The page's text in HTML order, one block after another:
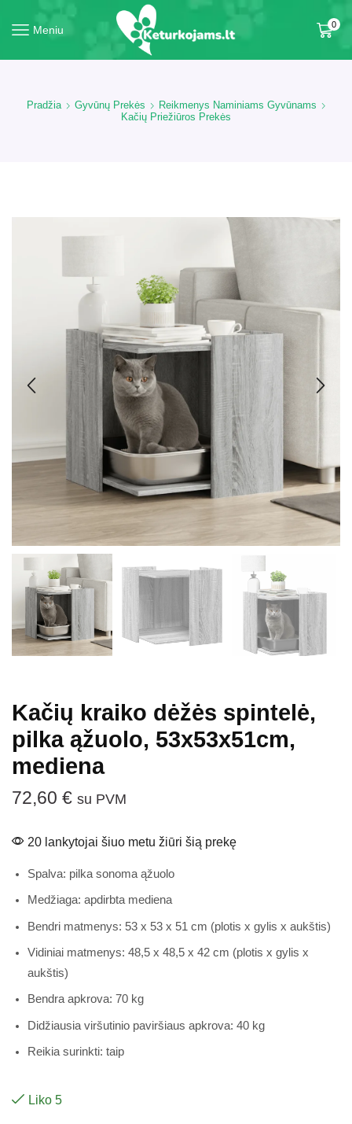
Meniu 0
Pradžia Gyvūnų Prekės
Reikmenys Naminiams Gyvūnams
Kačių Priežiūros Prekės
Kačių kraiko dėžės spintelė,
pilka ąžuolo, 53x53x51cm,
mediena
72,60 € su PVM
20 lankytojai šiuo metu žiūri šią prekę
Spalva: pilka sonoma ąžuolo
Medžiaga: apdirbta mediena
Bendri matmenys: 53 x 53 x 51 cm (plotis x gylis x aukštis)
Vidiniai matmenys: 48,5 x 48,5 x 42 cm (plotis x gylis x
aukštis)
Bendra apkrova: 70 kg
Didžiausia viršutinio paviršiaus apkrova: 40 kg
Reikia surinkti: taip
Liko 5